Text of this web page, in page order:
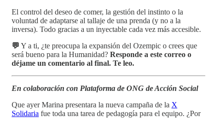
El control del deseo de comer, la gestión del instinto o la
voluntad de adaptarse al tallaje de una prenda (y no a la
inversa). Todo gracias a un inyectable cada vez más accesible.
💬 Y a ti, ¿te preocupa la expansión del Ozempic o crees que
será bueno para la Humanidad? Responde a este correo o
déjame un comentario al final. Te leo.
En colaboración con Plataforma de ONG de Acción Social
Que ayer Marina presentara la nueva campaña de la X
Solidaria fue toda una tarea de pedagogía para el equipo. ¿Por